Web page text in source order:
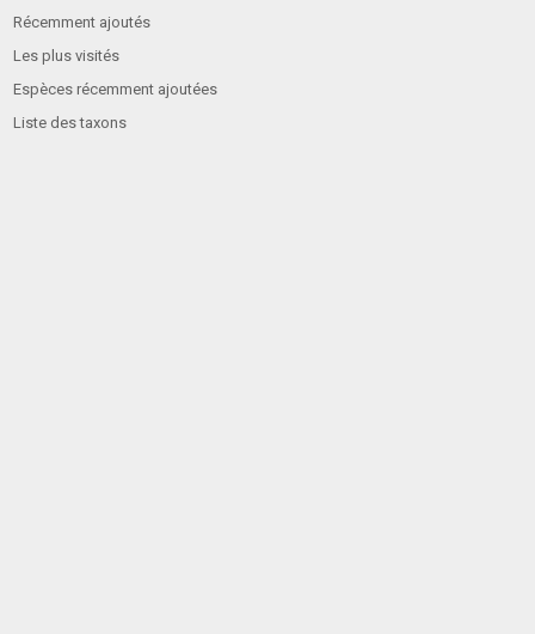
Récemment ajoutés
Les plus visités
Espèces récemment ajoutées
Liste des taxons